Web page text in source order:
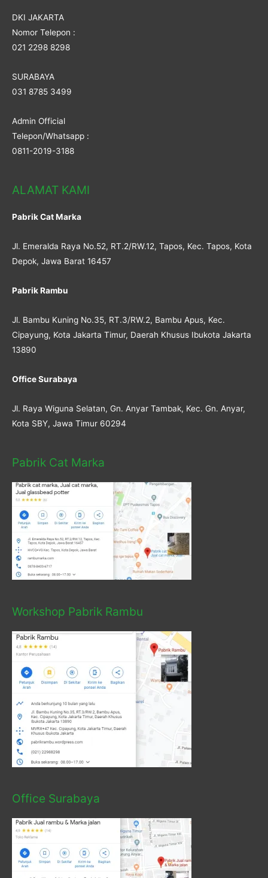
DKI JAKARTA
Nomor Telepon :
021 2298 8298
SURABAYA
031 8785 3499
Admin Official
Telepon/Whatsapp :
0811-2019-3188
ALAMAT KAMI
Pabrik Cat Marka
Jl. Emeralda Raya No.52, RT.2/RW.12, Tapos, Kec. Tapos, Kota
Depok, Jawa Barat 16457
Pabrik Rambu
Jl. Bambu Kuning No.35, RT.3/RW.2, Bambu Apus, Kec.
Cipayung, Kota Jakarta Timur, Daerah Khusus Ibukota Jakarta
13890
Office Surabaya
Jl. Raya Wiguna Selatan, Gn. Anyar Tambak, Kec. Gn. Anyar,
Kota SBY, Jawa Timur 60294
Pabrik Cat Marka
Workshop Pabrik Rambu
Office Surabaya